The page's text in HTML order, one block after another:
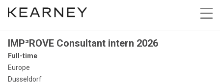
IMP³ROVE Consultant intern 2026
Full-time
Europe
Dusseldorf